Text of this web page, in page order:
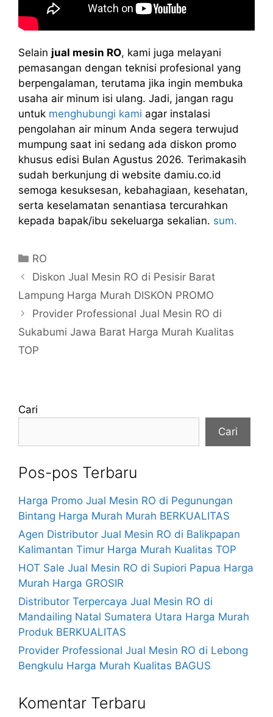
Selain jual mesin RO, kami juga melayani
pemasangan dengan teknisi profesional yang
berpengalaman, terutama jika ingin membuka
usaha air minum isi ulang. Jadi, jangan ragu
untuk menghubungi kami agar instalasi
pengolahan air minum Anda segera terwujud
mumpung saat ini sedang ada diskon promo
khusus edisi Bulan Agustus 2026. Terimakasih
sudah berkunjung di website damiu.co.id
semoga kesuksesan, kebahagiaan, kesehatan,
serta keselamatan senantiasa tercurahkan
kepada bapak/ibu sekeluarga sekalian. sum.
Kategori
RO
Diskon Jual Mesin RO di Pesisir Barat
Lampung Harga Murah DISKON PROMO
Provider Professional Jual Mesin RO di
Sukabumi Jawa Barat Harga Murah Kualitas
TOP
Cari
Cari
Pos-pos Terbaru
Harga Promo Jual Mesin RO di Pegunungan
Bintang Harga Murah Murah BERKUALITAS
Agen Distributor Jual Mesin RO di Balikpapan
Kalimantan Timur Harga Murah Kualitas TOP
HOT Sale Jual Mesin RO di Supiori Papua Harga
Murah Harga GROSIR
Distributor Terpercaya Jual Mesin RO di
Mandailing Natal Sumatera Utara Harga Murah
Produk BERKUALITAS
Provider Professional Jual Mesin RO di Lebong
Bengkulu Harga Murah Kualitas BAGUS
Komentar Terbaru